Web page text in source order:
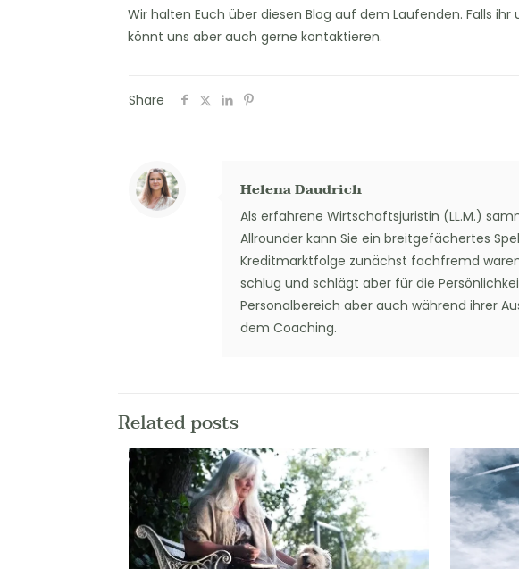
Wir halten Euch über diesen Blog auf dem Laufenden. Falls
könnt uns aber auch gerne kontaktieren.
Share
Helena Daudrich
Als erfahrene Wirtschaftsjuristin (LL.M.)
Allrounder kann Sie ein breitgefächertes
Kreditmarktfolge zunächst fachfremd
schlug und schlägt aber für die
Personalbereich aber auch während ihrer
dem Coaching.
Related posts